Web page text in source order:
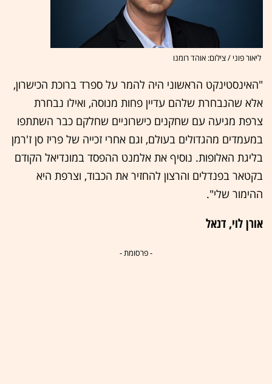
ליאור פוני / צילום: אוהד רומנו
"האינסטינקט הראשוני היה להמר על ספרד ברוכת הכישרון,
אלא שהנבחרת שלהם עדיין פחות מנוסה, ואילו נבחרת
צרפת מגיעה עם שחקנים כישרוניים שחלקם כבר השתתפו
במעמדים מהגדולים בעולם, וגם אחרי זכייה של פריז סן ז'רמן
בליגת האלופות. נוסיף את אלמנט ההפסד במונדיאל הקודם
בקטאר בפנדלים והרצון להחזיר את הכבוד, וצרפת היא
ההימור שלי".
אורן לוי, דנאל
- פרסומת -